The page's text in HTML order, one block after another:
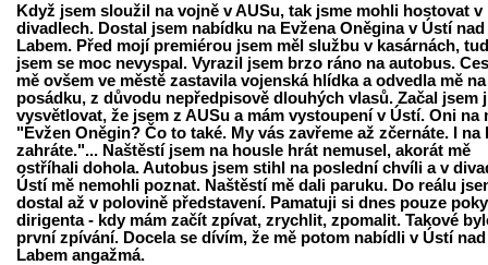
Když jsem sloužil na vojně v AUSu, tak jsme mohli hostovat v
divadlech. Dostal jsem nabídku na Evžena Oněgina v Ústí nad
Labem. Před mojí premiérou jsem měl službu v kasárnách,
jsem se moc nevyspal. Vyrazil jsem brzo ráno na autobus.
mě ovšem ve městě zastavila vojenská hlídka a odvedla mě na
posádku, z důvodu nepředpisově dlouhých vlasů. Začal jsem
vysvětlovat, že jsem z AUSu a mám vystoupení v Ústí. Oni na
"Evžen Oněgin? Čo to také. My vás zavřeme až zčernáte. I na
zahráte."... Naštěstí jsem na housle hrát nemusel, akorát mě
ostříhali dohola. Autobus jsem stihl na poslední chvíli a v
Ústí mě nemohli poznat. Naštěstí mě dali paruku. Do reálu
dostal až v polovině představení. Pamatuji si dnes pouze
dirigenta - kdy mám začít zpívat, zrychlit, zpomalit. Takové
první zpívání. Docela se dívím, že mě potom nabídli v Ústí nad
Labem angažmá.